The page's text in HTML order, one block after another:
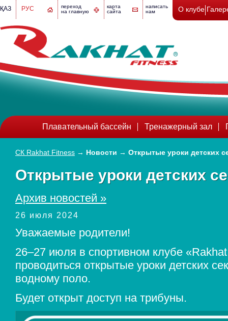
переход
на главную
карта
сайта
написать
нам
ҚАЗ РУС О клубе
Плавательный бассейн Тренажерный зал
СК Rakhat Fitness → Новости → Открытые уроки детских
Открытые уроки детских
Архив новостей »
26 июля 2024
Уважаемые родители!
26–27 июля в спортивном клубе
проводиться открытые уроки детских
водному поло.
Будет открыт доступ на трибуны.